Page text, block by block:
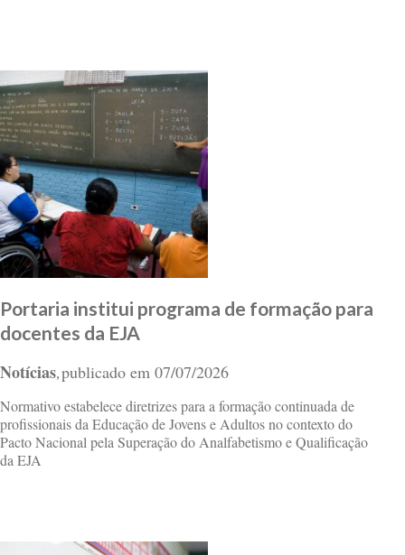
Portaria institui programa de formação para
docentes da EJA
Notícias,publicado em 07/07/2026
Normativo estabelece diretrizes para a formação continuada de
profissionais da Educação de Jovens e Adultos no contexto do
Pacto Nacional pela Superação do Analfabetismo e Qualificação
da EJA